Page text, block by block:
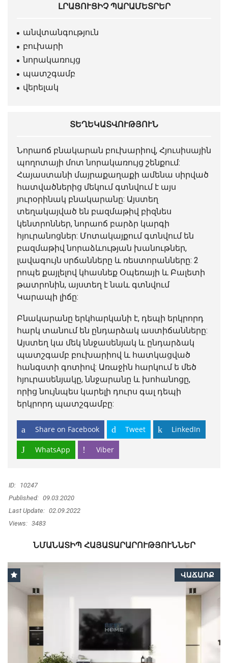
ԼՐԱՑՈՒՑԻՉ ՊԱՐԱՄԵՏՐԵՐ
անվտանգություն
բուխարի
նորակառույց
պատշգամբ
վերելակ
ՏԵՂԵԿԱՏՎՈՒԹՅՈՒՆ
Նորաոճ բնակարան բուխարիով, Հյուսիսային
պողոտայի մոտ նորակառույց շենքում:
Հայաստանի մայրաքաղաքի ամենա սիրված
հատվածներից մեկում գտնվում է այս
յուրօրինակ բնակարանը: Այստեղ
տեղակայված են բազմաթիվ բիզնես
կենտրոններ, նորաոճ բարձր կարգի
հյուրանոցներ: Մոտակայքում գտնվում են
բազմաթիվ նորաձևության խանութներ,
լավագույն սրճանները և ռեստորանները: 2
րոպե քայլելով կհասնեք Օպեռայի և Բալետի
թատրոնին, այստեղ է նաև գտնվում
Կարապի լիճը:
Բնակարանը երկհարկանի է, դեպի երկրորդ
հարկ տանում են ընդարձակ աստիճանները:
Այստեղ կա մեկ ննջասենյակ և ընդարձակ
պատշգամբ բուխարիով և հատկացված
հանգստի գոտիով: Առաջին հարկում ե մեծ
հյուրասենյակը, ննջարանը և խոհանոցը,
որից նույնպես կարելի դուրս գալ դեպի
երկրորդ պատշգամբը:
Share on Facebook Tweet LinkedIn
WhatsApp Viber
ID: 10247
Published: 09.03.2020
Last Update: 02.09.2022
Views: 3483
ՆՄԱՆԱՏԻՊ ՀԱՅԱՏԱՐԱՐՈՒԹՅՈՒՆՆԵՐ
ՎԱՃԱՌՔ